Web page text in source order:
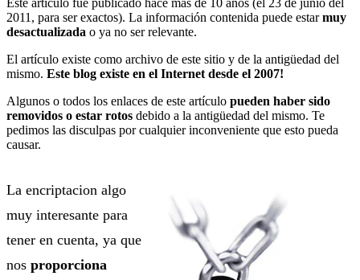
2011, para ser exactos). La información contenida puede estarmuy
desactualizada o ya no ser relevante.
El artículo existe como archivo de este sitio y de la antigüedad del
mismo. Este blog existe en el Internet desde el 2007!
Algunos o todos los enlaces de este artículo pueden haber sido
removidos o estar rotos debido a la antigüedad del mismo. Te
pedimos las disculpas por cualquier inconveniente que esto pueda
causar.
La encriptacion algo
muy interesante para
tener en cuenta, ya que
nos proporciona